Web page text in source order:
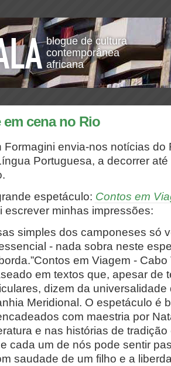
blogue de cultura
contemporânea
africana
em cena no Rio
Formagini envia-nos notícias do
Portuguesa, a decorrer
espetáculo: Contos em
escrever minhas impressões:
simples dos camponeses só
- nada sobra neste
em Viagem - Cabo
em textos que, apesar de
dizem da universalidade
Meridional. O espetáculo é
com maestria por
e nas histórias de
cada um de nós pode sentir
saudade de um filho e a